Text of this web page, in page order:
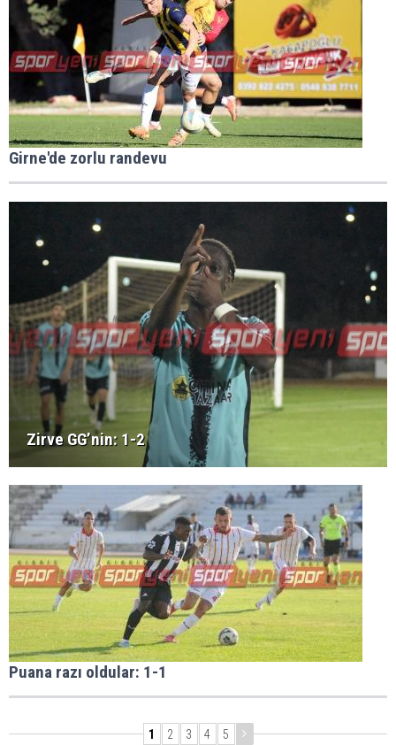
Girne'de zorlu randevu
Zirve GG’nin: 1-2
Puana razı oldular: 1-1
1 2 3 4 5